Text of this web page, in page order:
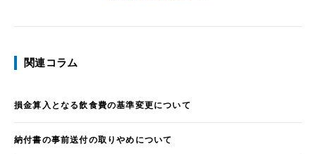
関連コラム
損金算入となる飲食費の基準変更について
納付書の事前送付の取りやめについて